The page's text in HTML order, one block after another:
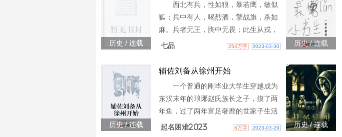
身体不算太好的夫君有些过分黏人让她
遭架不住之外，日子倒是过得是充实紧
凑又甜蜜； 直到某个夜黑风高夜， 她亲
眼看到那个平日里走两步就喘，多看两
历史 / 连载
西北有兵，性如狼，暴若鹰，敏似
狐；兵中有人，喝烈酒，擎战旗，杀如
麻。兵者无王，胸中无畏；此生从戎，
精忠报国！PS：燃烧你的鲜血，燃爆你
血男儿的冲天豪情
七品 254万字 2023-03-30 历史 / 连载
历史 / 连载
辅佐刘备从徐州开始
一个普通的刚毕业大学生穿越成为
东汉末年的琅琊赵氏族长之子，摸了两
年鱼，过了两年富足奢靡的世家子生活
后，被曹仁灭族。从此他立志复仇，为
起名困难2023 6万字 2023-03-29 历史 / 连载